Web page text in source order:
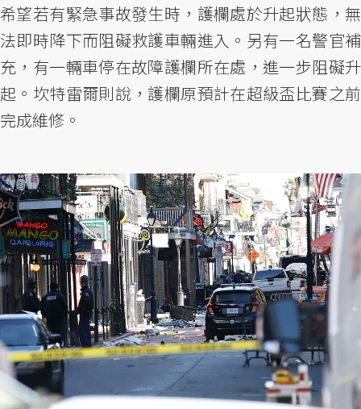
希望若有緊急事故發生時，護欄處於升起狀態，無
法即時降下而阻礙救護車輛進入。另有一名警官補
充，有一輛車停在故障護欄所在處，進一步阻礙升
起。坎特雷爾則說，護欄原預計在超級盃比賽之前
完成維修。